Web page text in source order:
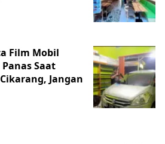
Film Mobil
Saat
Jangan